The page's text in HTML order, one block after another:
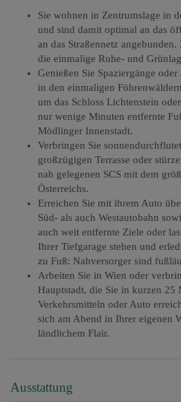
Sie wohnen in Zentrumslage in
und sind damit optimal an das
an das Straßennetz
die einmalige Ruhe- und
Genießen Sie Spaziergänge
in den einmaligen
um das Schloss Lichtenstein
nur wenige Minuten entfernte
Mödlinger Innenstadt.
Verbringen Sie
großzügigen Terrasse oder
nah gelegenen SCS mit dem
Österreichs.
Erreichen Sie mit ihrem Auto
Süd- als auch Westautobahn
auch weit entfernte Ziele oder
Ihrer Tiefgarage stehen und
zu Fuß: Nahversorger sind
Arbeiten Sie in Wien oder
Hauptstadt, die Sie in kurzen
Verkehrsmitteln oder Auto
sich am Abend in Ihrer eigenen
ländlichem Flair.
Ausstattung